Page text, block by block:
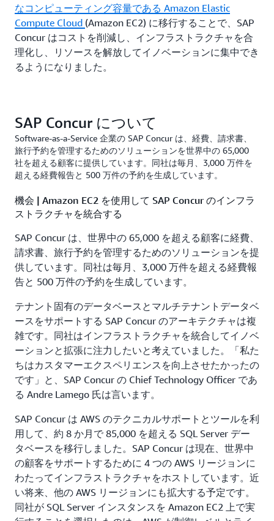
なコンピューティング容量である Amazon Elastic
Compute Cloud (Amazon EC2) に移行することで、SAP
Concur はコストを削減し、インフラストラクチャを合
理化し、リソースを解放してイノベーションに集中でき
るようになりました。
SAP Concur について
Software-as-a-Service 企業の SAP Concur は、経費、請求書、
旅行予約を管理するためのソリューションを世界中の 65,000
社を超える顧客に提供しています。同社は毎月、3,000 万件を
超える経費報告と 500 万件の予約を生成しています。
機会 | Amazon EC2 を使用して SAP Concur のインフラ
ストラクチャを統合する
SAP Concur は、世界中の 65,000 を超える顧客に経費、
請求書、旅行予約を管理するためのソリューションを提
供しています。同社は毎月、3,000 万件を超える経費報
告と 500 万件の予約を生成しています。
テナント固有のデータベースとマルチテナントデータベ
ースをサポートする SAP Concur のアーキテクチャは複
雑です。同社はインフラストラクチャを統合してイノベ
ーションと拡張に注力したいと考えていました。「私た
ちはカスタマーエクスペリエンスを向上させたかったの
です」と、SAP Concur の Chief Technology Officer であ
る Andre Lamego 氏は言います。
SAP Concur は AWS のテクニカルサポートとツールを利
用して、約 8 か月で 85,000 を超える SQL Server デー
タベースを移行しました。SAP Concur は現在、世界中
の顧客をサポートするために 4 つの AWS リージョンに
わたってインフラストラクチャをホストしています。近
い将来、他の AWS リージョンにも拡大する予定です。
同社が SQL Server インスタンスを Amazon EC2 上で実